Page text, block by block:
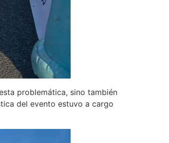
problemática, sino también
del evento estuvo a cargo